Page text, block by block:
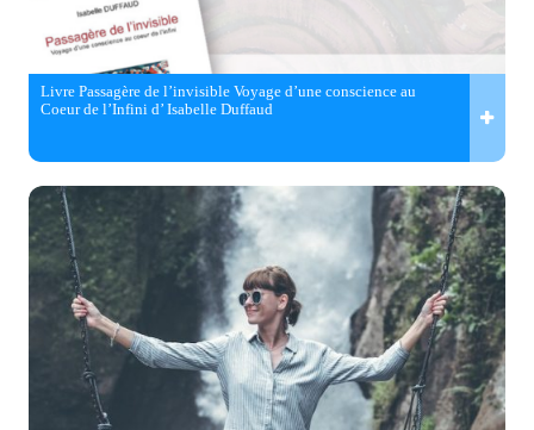
Livre Passagère de l’invisible Voyage d’une conscience au
Coeur de l’Infini d’ Isabelle Duffaud